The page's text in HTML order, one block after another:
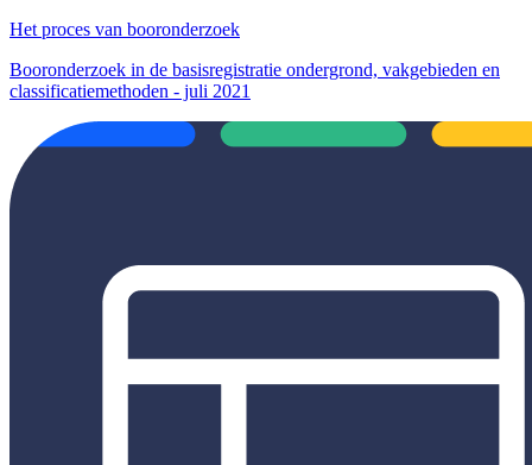
Het proces van booronderzoek
Booronderzoek in de basisregistratie ondergrond, vakgebieden en
classificatiemethoden - juli 2021